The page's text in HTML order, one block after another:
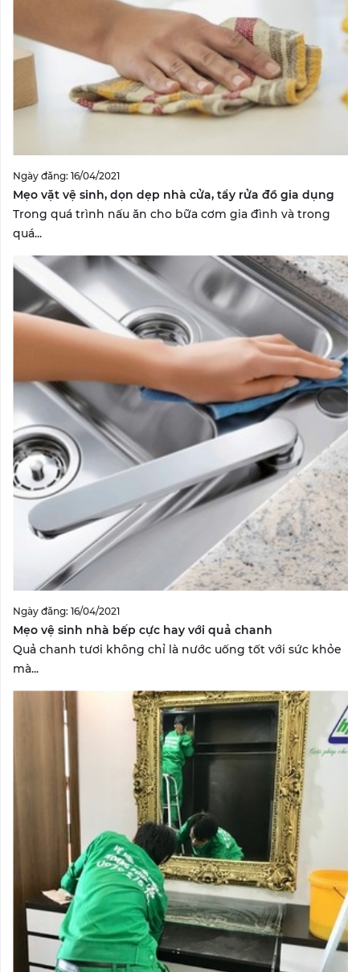
Ngày đăng: 16/04/2021
Mẹo vặt vệ sinh, dọn dẹp nhà cửa, tẩy rửa đồ gia dụng
Trong quá trình nấu ăn cho bữa cơm gia đình và trong
quá...
Ngày đăng: 16/04/2021
Mẹo vệ sinh nhà bếp cực hay với quả chanh
Quả chanh tươi không chỉ là nước uống tốt với sức khỏe
mà...